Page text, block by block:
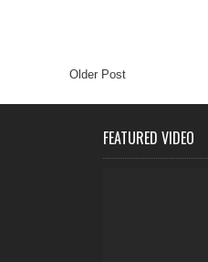
Older Post
FEATURED VIDEO